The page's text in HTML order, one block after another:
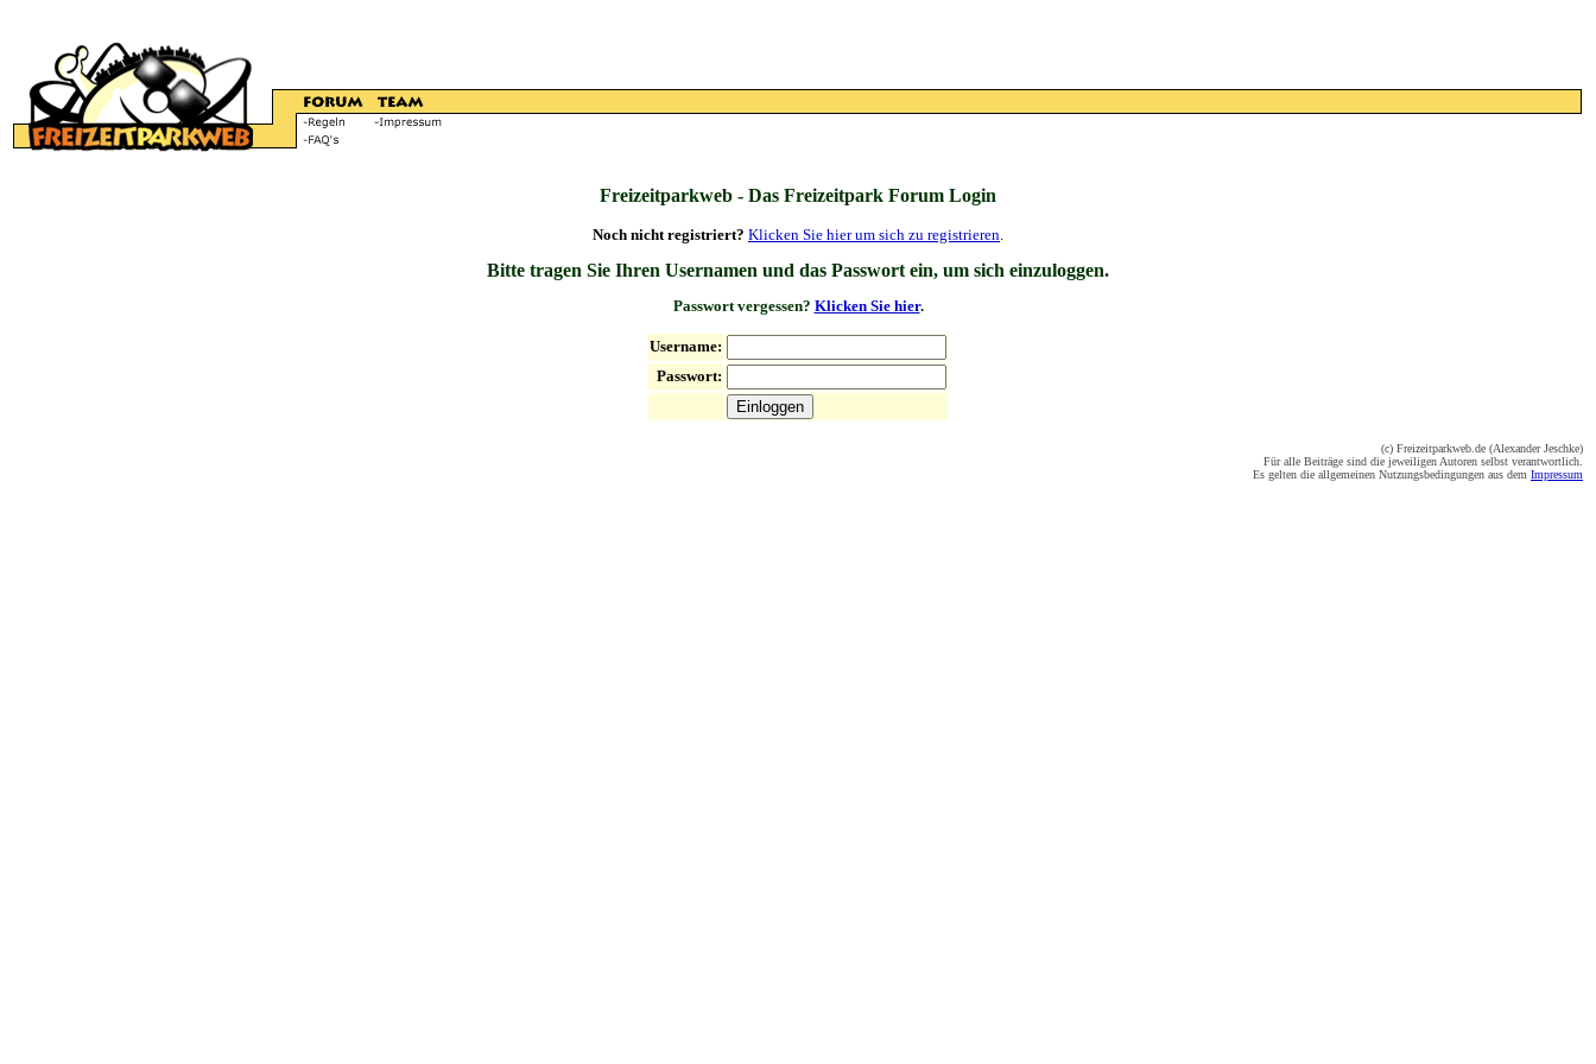
Freizeitparkweb - Das Freizeitpark Forum Login
Noch nicht registriert? Klicken Sie hier um sich zu registrieren.
Bitte tragen Sie Ihren Usernamen und das Passwort ein, um sich einzuloggen.
Passwort vergessen? Klicken Sie hier.
Username:
Passwort:
(c) Freizeitparkweb.de (Alexander Jeschke)
Für alle Beiträge sind die jeweiligen Autoren selbst verantwortlich.
Es gelten die allgemeinen Nutzungsbedingungen aus dem Impressum